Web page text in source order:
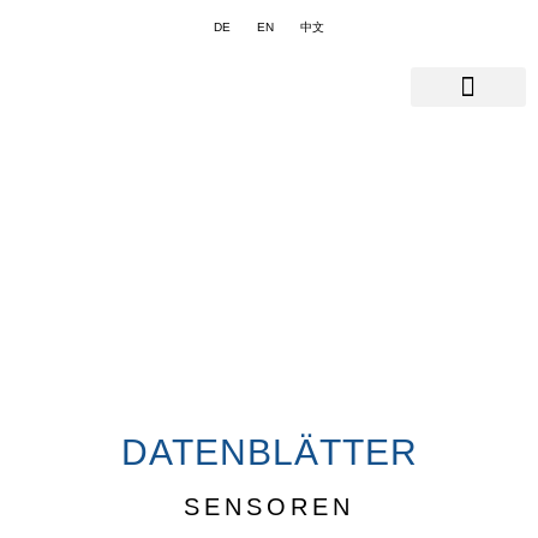
DE EN 中文
DATENBLÄTTER
SENSOREN